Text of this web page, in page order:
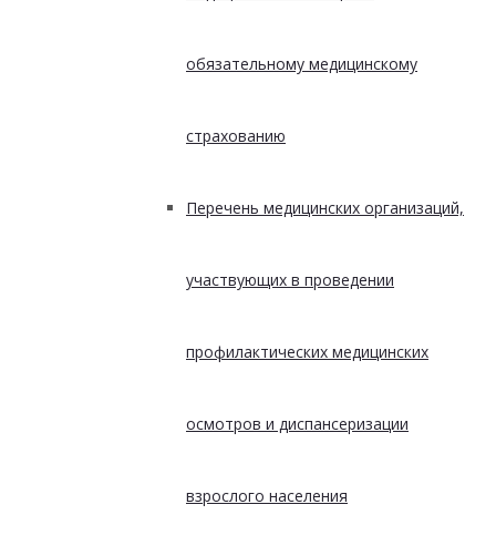
обязательному медицинскому
страхованию
Перечень медицинских организаций,
участвующих в проведении
профилактических медицинских
осмотров и диспансеризации
взрослого населения